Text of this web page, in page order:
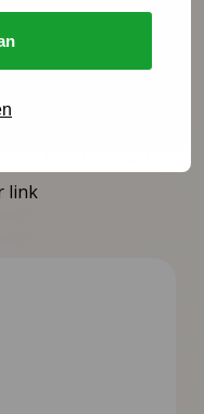
‘taal’ rond
aanpak in
link